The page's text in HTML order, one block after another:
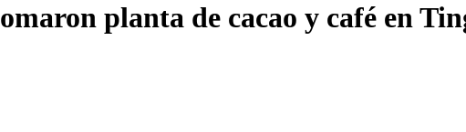
planta de cacao y café en